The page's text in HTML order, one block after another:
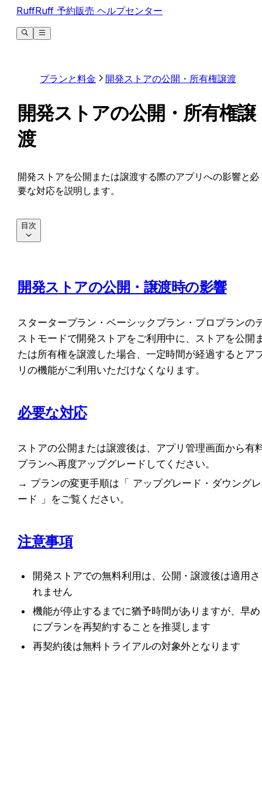
RuffRuff 予約販売 ヘルプセンター
プランと料金 開発ストアの公開・所有権譲渡
開発ストアの公開・所有権譲
渡
開発ストアを公開または譲渡する際のアプリへの影響と必
要な対応を説明します。
開発ストアの公開・譲渡時の影響
スタータープラン・ベーシックプラン・プロプランの
ストモードで開発ストアをご利用中に、ストアを公開
たは所有権を譲渡した場合、一定時間が経過するとア
リの機能がご利用いただけなくなります。
必要な対応
ストアの公開または譲渡後は、アプリ管理画面から有
プランへ再度アップグレードしてください。
→ プランの変更手順は「 アップグレード・ダウングレ
ード
」をご覧ください。
注意事項
開発ストアでの無料利用は、公開・譲渡後は適用さ
れません
機能が停止するまでに猶予時間がありますが、早め
にプランを再契約することを推奨します
再契約後は無料トライアルの対象外となります
目次